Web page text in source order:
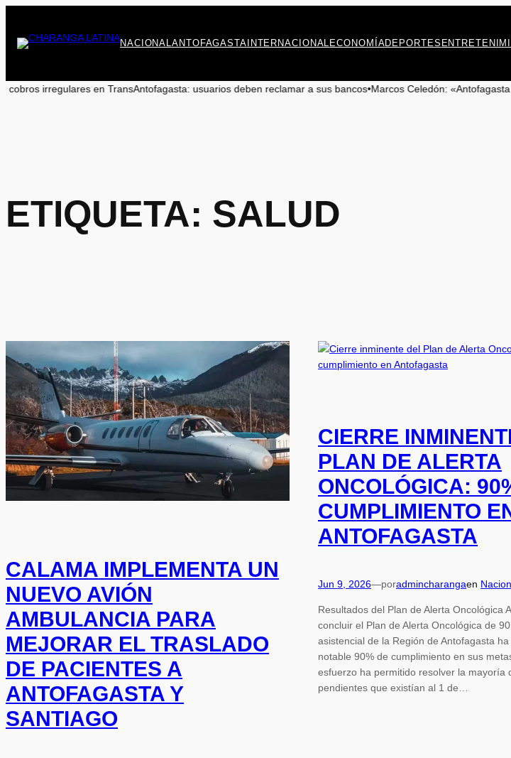
contenido
NACIONALANTOFAGASTA INTERNACIONAL ECONOMÍADEPORTES
usuarios deben reclamar a sus bancos•Marcos Celedón: «Antofagasta merece eventos
ETIQUETA: SALUD
CALAMA IMPLEMENTA UN
NUEVO AVIÓN
AMBULANCIA PARA
MEJORAR EL TRASLADO
DE PACIENTES A
ANTOFAGASTA Y
SANTIAGO
CIERRE
PLAN DE ALERTA
ONCOLÓGICA:
CUMPLIMIENTO
ANTOFAGASTA
Jun 9, 2026—poradmincharangaen
Resultados del Plan de Alerta Oncológica
concluir el Plan de Alerta Oncológica de
asistencial de la Región de Antofagasta
notable 90% de cumplimiento en sus
esfuerzo ha permitido resolver la mayoría
pendientes que existían al 1 de…